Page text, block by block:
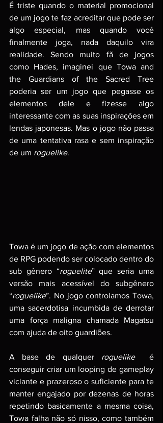
É triste quando o material promocional
de um jogo te faz acreditar que pode ser
algo especial, mas quando você
finalmente joga, nada daquilo vira
realidade. Sendo muito fã de jogos
como Hades, imaginei que Towa and
the Guardians of the Sacred Tree
poderia ser um jogo que pegasse os
elementos dele e fizesse algo
interessante com as suas inspirações em
lendas japonesas. Mas o jogo não passa
de uma tentativa rasa e sem inspiração
de um roguelike.
Towa é um jogo de ação com elementos
de RPG podendo ser colocado dentro do
sub gênero “roguelite” que seria uma
versão mais acessível do subgênero
“roguelike”. No jogo controlamos Towa,
uma sacerdotisa incumbida de derrotar
uma força maligna chamada Magatsu
com ajuda de oito guardiões.
A base de qualquer roguelike é
conseguir criar um looping de gameplay
viciante e prazeroso o suficiente para te
manter engajado por dezenas de horas
repetindo basicamente a mesma coisa,
Towa falha não só nisso, como também